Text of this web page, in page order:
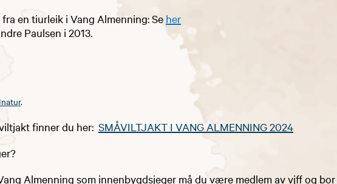
en tiurleik i Vang Almenning: Se her
Paulsen i 2013.
Inatur.
finner du her: SMÅVILTJAKT I VANG ALMENNING 2024
Almenning som innenbygdsjeger må du være medlem av vjff og bor